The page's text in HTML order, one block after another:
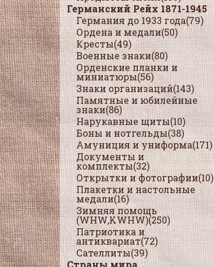
Германский Рейх 1871-1945
Германия до 1933 года(79)
Ордена и медали(50)
Кресты(49)
Военные знаки(80)
Орденские планки и
миниатюры(56)
Знаки организаций(143)
Памятные и юбилейные
знаки(86)
Нарукавные щиты(10)
Боны и нотгельды(38)
Амуниция и униформа(171)
Документы и
комплекты(32)
Открытки и фотографии(10)
Плакетки и настольные
медали(16)
Зимняя помощь
(WHW,KWHW)(250)
Патриотика и
антиквариат(72)
Сателлиты(39)
Страны мира